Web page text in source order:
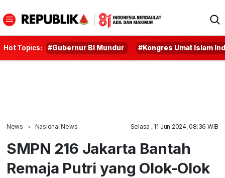
Hot Topics: #Gubernur BI Mundur #Kongres Umat Islam
News Nasional News Selasa , 11 Jun 2024, 08:36 WIB
SMPN 216 Jakarta Bantah
Remaja Putri yang Olok-Olok